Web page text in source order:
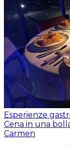
Esperienze
Cena in una
Carmen